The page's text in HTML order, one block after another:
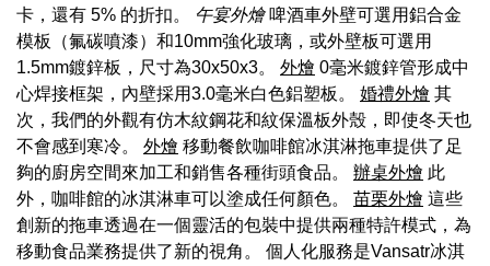
卡，還有 5% 的折扣。
午宴外燴啤酒車外壁可選用鋁合金
模板（氟碳噴漆）和10mm強化玻璃，或外壁板可選用
1.5mm鍍鋅板，尺寸為30x50x3。 外燴 0毫米鍍鋅管形成中
心焊接框架，內壁採用3.0毫米白色鋁塑板。 婚禮外燴 其
次，我們的外觀有仿木紋鋼花和紋保溫板外殼，即使冬天也
不會感到寒冷。 外燴 移動餐飲咖啡館冰淇淋拖車提供了足
夠的廚房空間來加工和銷售各種街頭食品。 辦桌外燴 此
外，咖啡館的冰淇淋車可以塗成任何顏色。 苗栗外燴 這些
創新的拖車透過在一個靈活的包裝中提供兩種特許模式，為
移動食品業務提供了新的視角。 個人化服務是Vansatr冰淇